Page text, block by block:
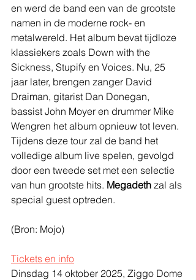
en werd de band een van de grootste
namen in de moderne rock- en
metalwereld. Het album bevat tijdloze
klassiekers zoals Down with the
Sickness, Stupify en Voices. Nu, 25
jaar later, brengen zanger David
Draiman, gitarist Dan Donegan,
bassist John Moyer en drummer Mike
Wengren het album opnieuw tot leven.
Tijdens deze tour zal de band het
volledige album live spelen, gevolgd
door een tweede set met een selectie
van hun grootste hits. Megadeth zal als
special guest optreden.
(Bron: Mojo)
Tickets en info
Dinsdag 14 oktober 2025, Ziggo Dome